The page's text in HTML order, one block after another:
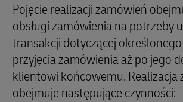
Pojęcie realizacji zamówień
obsługi zamówienia na potrzeby
transakcji dotyczącej
przyjęcia zamówienia aż po jego
klientowi końcowemu. Realizacja
obejmuje następujące czynności: